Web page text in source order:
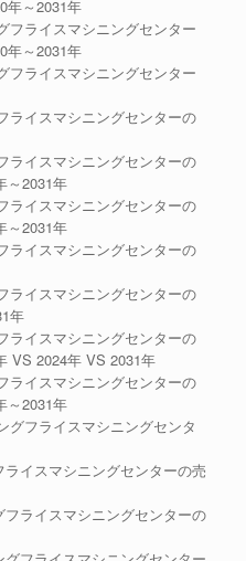
年～2031年
フライスマシニングセンター
年～2031年
フライスマシニングセンター
ライスマシニングセンターの
ライスマシニングセンターの
～2031年
ライスマシニングセンターの
～2031年
ライスマシニングセンターの
ライスマシニングセンターの
年
ライスマシニングセンターの
VS 2024年 VS 2031年
ライスマシニングセンターの
～2031年
グフライスマシニングセンタ
イスマシニングセンターの売
フライスマシニングセンターの